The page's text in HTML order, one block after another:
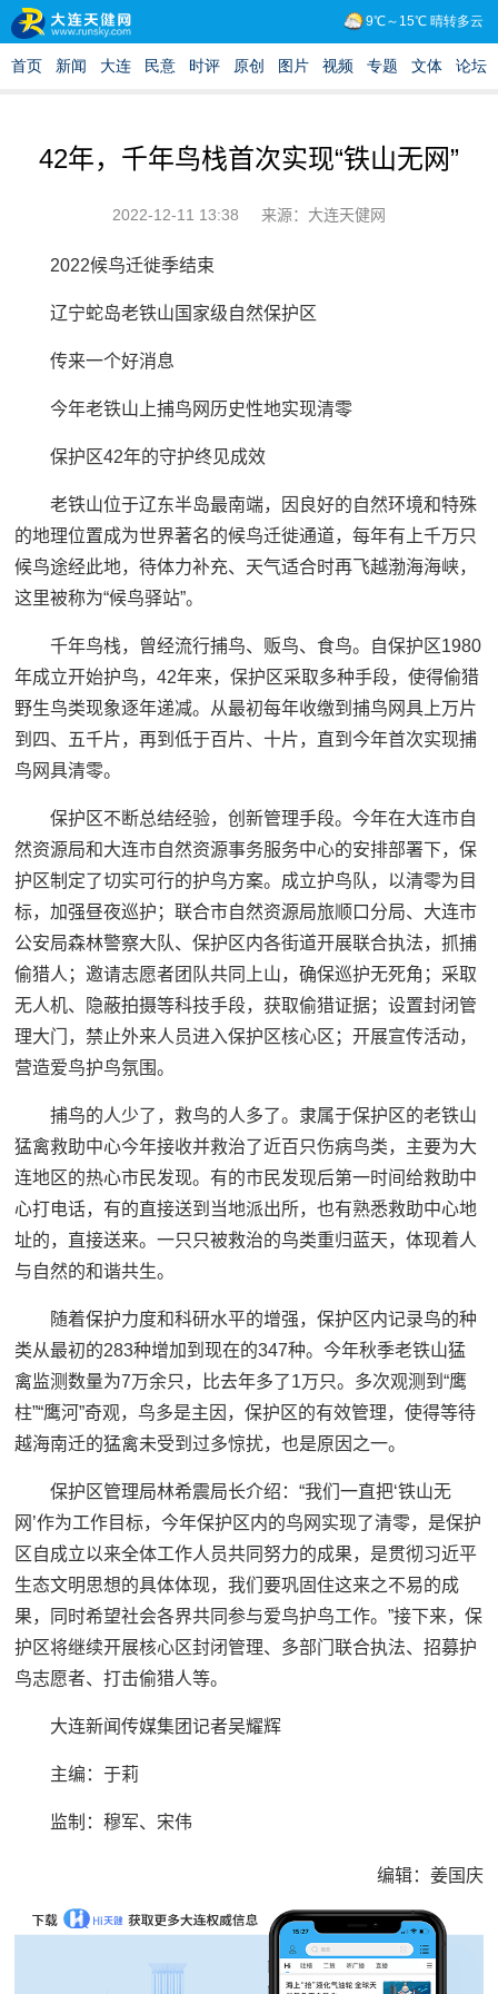
42年，千年鸟栈首次实现“铁山无网”
2022-12-11 13:38 来源：大连天健网
2022候鸟迁徙季结束
辽宁蛇岛老铁山国家级自然保护区
传来一个好消息
今年老铁山上捕鸟网历史性地实现清零
保护区42年的守护终见成效
老铁山位于辽东半岛最南端，因良好的自然环境和特殊
的地理位置成为世界著名的候鸟迁徙通道，每年有上千万只
候鸟途经此地，待体力补充、天气适合时再飞越渤海海峡，
这里被称为“候鸟驿站”。
千年鸟栈，曾经流行捕鸟、贩鸟、食鸟。自保护区1980
年成立开始护鸟，42年来，保护区采取多种手段，使得偷猎
野生鸟类现象逐年递减。从最初每年收缴到捕鸟网具上万片
到四、五千片，再到低于百片、十片，直到今年首次实现捕
鸟网具清零。
保护区不断总结经验，创新管理手段。今年在大连市自
然资源局和大连市自然资源事务服务中心的安排部署下，保
护区制定了切实可行的护鸟方案。成立护鸟队，以清零为目
标，加强昼夜巡护；联合市自然资源局旅顺口分局、大连市
公安局森林警察大队、保护区内各街道开展联合执法，抓捕
偷猎人；邀请志愿者团队共同上山，确保巡护无死角；采取
无人机、隐蔽拍摄等科技手段，获取偷猎证据；设置封闭管
理大门，禁止外来人员进入保护区核心区；开展宣传活动，
营造爱鸟护鸟氛围。
捕鸟的人少了，救鸟的人多了。隶属于保护区的老铁山
猛禽救助中心今年接收并救治了近百只伤病鸟类，主要为大
连地区的热心市民发现。有的市民发现后第一时间给救助中
心打电话，有的直接送到当地派出所，也有熟悉救助中心地
址的，直接送来。一只只被救治的鸟类重归蓝天，体现着人
与自然的和谐共生。
随着保护力度和科研水平的增强，保护区内记录鸟的种
类从最初的283种增加到现在的347种。今年秋季老铁山猛
禽监测数量为7万余只，比去年多了1万只。多次观测到“鹰
柱”“鹰河”奇观，鸟多是主因，保护区的有效管理，使得等待
越海南迁的猛禽未受到过多惊扰，也是原因之一。
保护区管理局林希震局长介绍：“我们一直把‘铁山无
网’作为工作目标，今年保护区内的鸟网实现了清零，是保护
区自成立以来全体工作人员共同努力的成果，是贯彻习近平
生态文明思想的具体体现，我们要巩固住这来之不易的成
果，同时希望社会各界共同参与爱鸟护鸟工作。”接下来，保
护区将继续开展核心区封闭管理、多部门联合执法、招募护
鸟志愿者、打击偷猎人等。
大连新闻传媒集团记者吴耀辉
主编：于莉‍‍‍
监制：穆军、宋伟
编辑：姜国庆